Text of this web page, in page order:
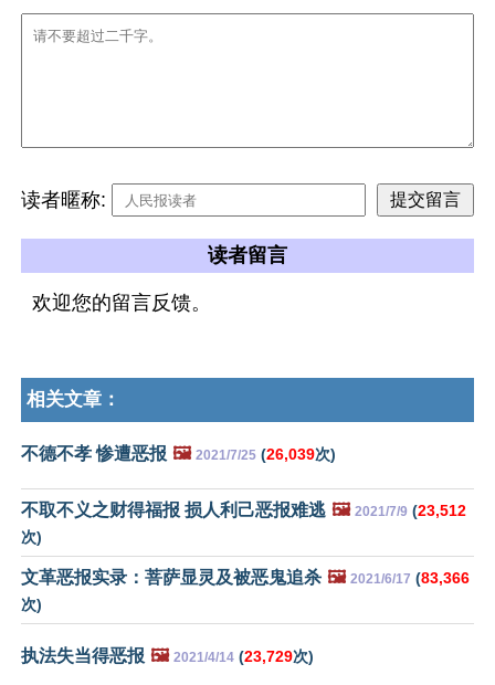
读者暱称:
读者留言
欢迎您的留言反馈。
相关文章：
不德不孝 惨遭恶报 🖼️ 2021/7/25 (26,039次)
不取不义之财得福报 损人利己恶报难逃 🖼️ 2021/7/9 (23,512
次)
文革恶报实录：菩萨显灵及被恶鬼追杀 🖼️ 2021/6/17 (83,366
次)
执法失当得恶报 🖼️ 2021/4/14 (23,729次)